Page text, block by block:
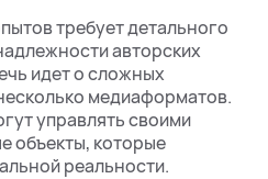
требует детального
авторских
идет о сложных
медиаформатов.
управлять своими
объекты, которые
реальности.